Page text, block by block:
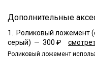
Дополнительные
1.
Роликовый ложемент
серый) — 300 ₽
Роликовый ложемент